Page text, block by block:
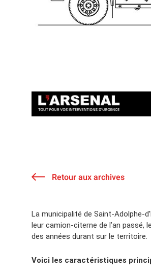
Retour aux archives
La municipalité de Saint-Adolphe-
leur camion-citerne de l’an passé,
des années durant sur le territoire.
Voici les caractéristiques